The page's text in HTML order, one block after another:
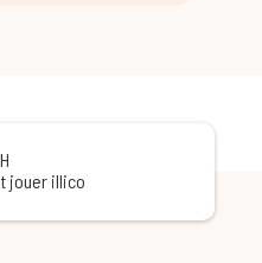
jouer illico